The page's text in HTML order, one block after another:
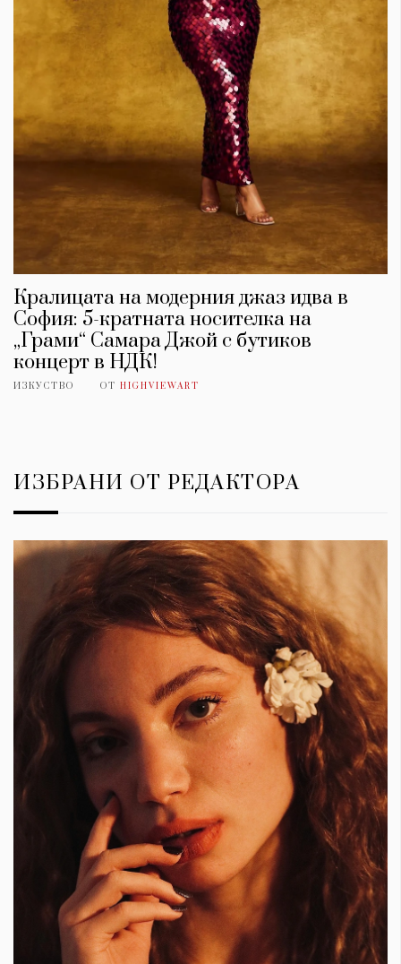
Кралицата на модерния джаз идва в
София: 5-кратната носителка на
„Грами“ Самара Джой с бутиков
концерт в НДК!
ИЗКУСТВО ОТ HIGHVIEWART
ИЗБРАНИ ОТ РЕДАКТОРА